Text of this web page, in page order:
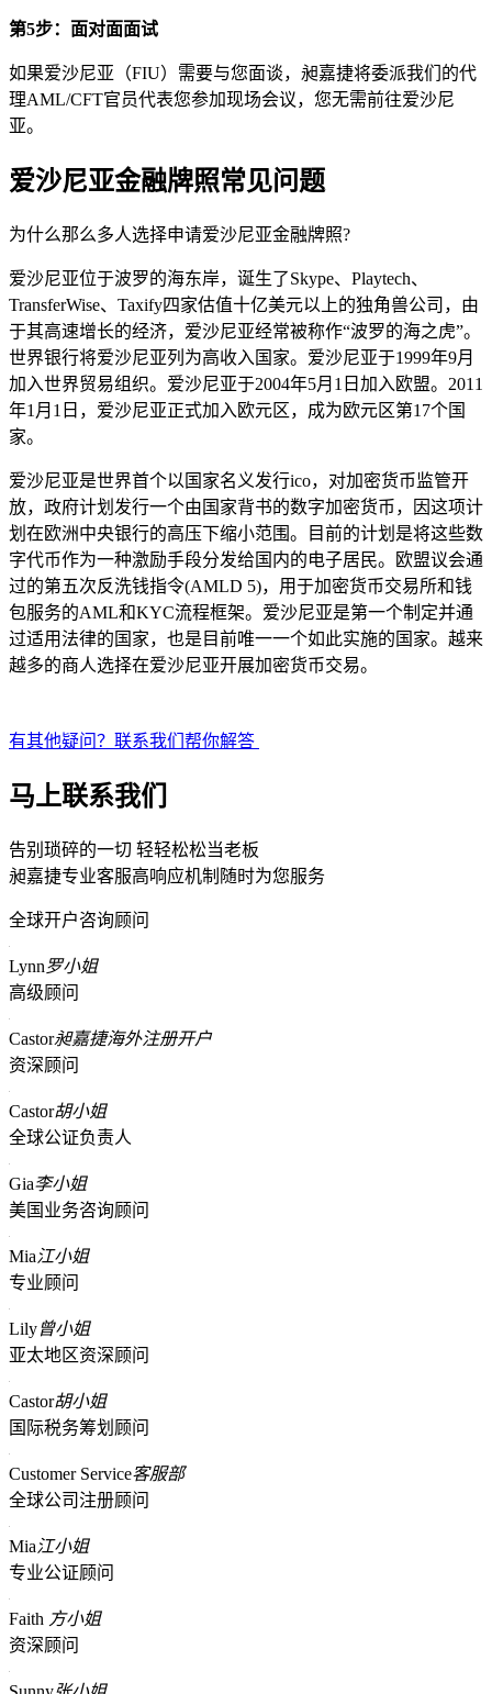
第5步：面对面面试
如果爱沙尼亚（FIU）需要与您面谈，昶嘉捷将委派我们的代
理AML/CFT官员代表您参加现场会议，您无需前往爱沙尼
亚。
爱沙尼亚金融牌照常见问题
为什么那么多人选择申请爱沙尼亚金融牌照?
爱沙尼亚位于波罗的海东岸，诞生了Skype、Playtech、
TransferWise、Taxify四家估值十亿美元以上的独角兽公司，由
于其高速增长的经济，爱沙尼亚经常被称作“波罗的海之虎”。
世界银行将爱沙尼亚列为高收入国家。爱沙尼亚于1999年9月
加入世界贸易组织。爱沙尼亚于2004年5月1日加入欧盟。2011
年1月1日，爱沙尼亚正式加入欧元区，成为欧元区第17个国
家。
爱沙尼亚是世界首个以国家名义发行ico，对加密货币监管开
放，政府计划发行一个由国家背书的数字加密货币，因这项计
划在欧洲中央银行的高压下缩小范围。目前的计划是将这些数
字代币作为一种激励手段分发给国内的电子居民。欧盟议会通
过的第五次反洗钱指令(AMLD 5)，用于加密货币交易所和钱
包服务的AML和KYC流程框架。爱沙尼亚是第一个制定并通
过适用法律的国家，也是目前唯一一个如此实施的国家。越来
越多的商人选择在爱沙尼亚开展加密货币交易。
有其他疑问？联系我们帮你解答
马上联系我们
告别琐碎的一切 轻轻松松当老板
昶嘉捷专业客服高响应机制随时为您服务
全球开户咨询顾问
Lynn罗小姐
高级顾问
Castor昶嘉捷海外注册开户
资深顾问
Castor胡小姐
全球公证负责人
Gia李小姐
美国业务咨询顾问
Mia江小姐
专业顾问
Lily曾小姐
亚太地区资深顾问
Castor胡小姐
国际税务筹划顾问
Customer Service客服部
全球公司注册顾问
Mia江小姐
专业公证顾问
Faith 方小姐
资深顾问